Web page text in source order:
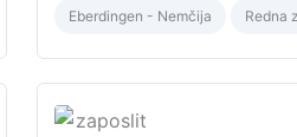
Eberdingen - Nemčija Redna